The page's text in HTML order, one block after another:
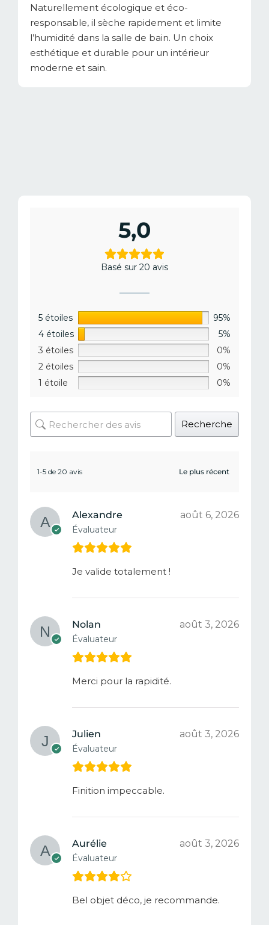
Naturellement écologique et éco-
responsable, il sèche rapidement et limite
l’humidité dans la salle de bain. Un choix
esthétique et durable pour un intérieur
moderne et sain.
5,0
Basé sur 20 avis
5 étoiles
95%
4 étoiles
5%
3 étoiles
0%
2 étoiles
0%
1 étoile
0%
Recherche
1-5 de 20 avis
Alexandre
Évaluateur
août 6, 2026
Je valide totalement !
Nolan
Évaluateur
août 3, 2026
Merci pour la rapidité.
Julien
Évaluateur
août 3, 2026
Finition impeccable.
Aurélie
Évaluateur
août 3, 2026
Bel objet déco, je recommande.